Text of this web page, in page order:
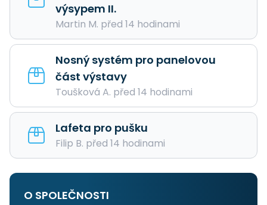
výsypem II.
Martin M. před 14 hodinami
Nosný systém pro panelovou
část výstavy
Toušková A. před 14 hodinami
Lafeta pro pušku
Filip B. před 14 hodinami
O SPOLEČNOSTI